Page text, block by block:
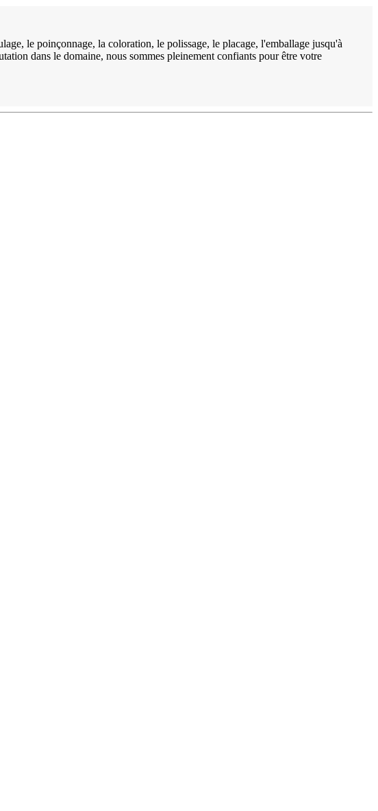
le poinçonnage, la coloration, le polissage, le placage, l'emballage jusqu'à
dans le domaine, nous sommes pleinement confiants pour être votre